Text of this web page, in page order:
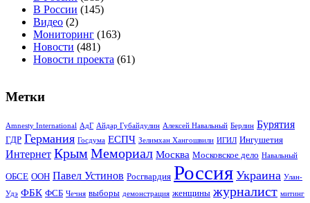
В России (145)
Видео (2)
Мониторинг (163)
Новости (481)
Новости проекта (61)
Метки
Amnesty International АдГ Айдар Губайдулин Алексей Навальный Берлин Бурятия
ГДР Германия Госдума ЕСПЧ Зелимхан Хангошвили ИГИЛ Ингушетия
Интернет Крым Мемориал Москва Московское дело Навальный
ОБСЕ ООН Павел Устинов Росгвардия Россия Украина Улан-
Удэ ФБК ФСБ Чечня выборы демонстрация женщины журналист митинг